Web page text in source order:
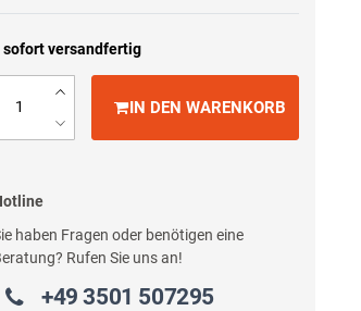
sofort versandfertig
IN DEN WARENKORB
haben Fragen oder benötigen eine
Rufen Sie uns an!
+49 3501 507295